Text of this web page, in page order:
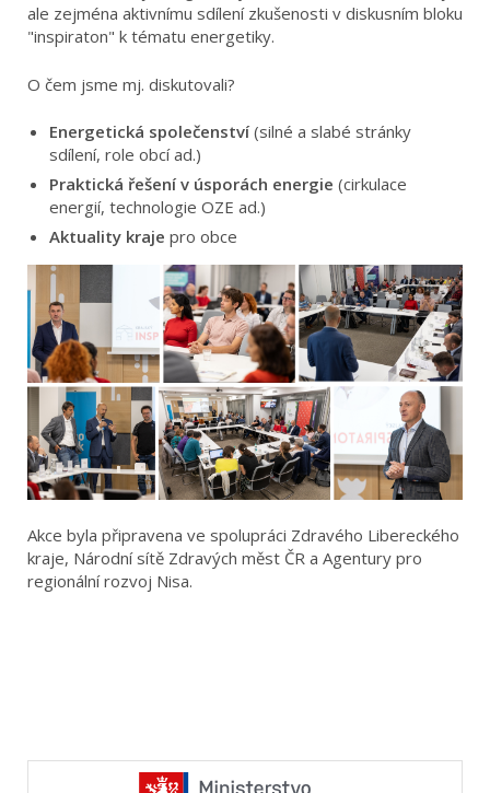
ale zejména aktivnímu sdílení zkušenosti v diskusním bloku
"inspiraton" k tématu energetiky.
O čem jsme mj. diskutovali?
Energetická společenství (silné a slabé stránky
sdílení, role obcí ad.)
Praktická řešení v úsporách energie (cirkulace
energií, technologie OZE ad.)
Aktuality kraje pro obce
Akce byla připravena ve spolupráci Zdravého Libereckého
kraje, Národní sítě Zdravých měst ČR a Agentury pro
regionální rozvoj Nisa.